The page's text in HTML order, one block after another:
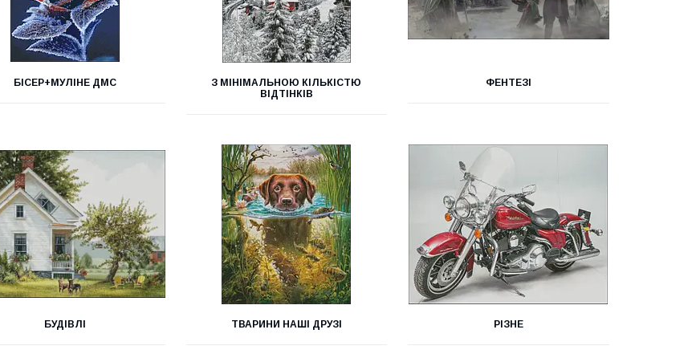
БІСЕР+МУЛІНЕ ДМС
З МІНІМАЛЬНОЮ КІЛЬКІСТЮ
ВІДТІНКІВ
ФЕНТЕЗІ
БУДІВЛІ ТВАРИНИ НАШІ ДРУЗІ РІЗНЕ